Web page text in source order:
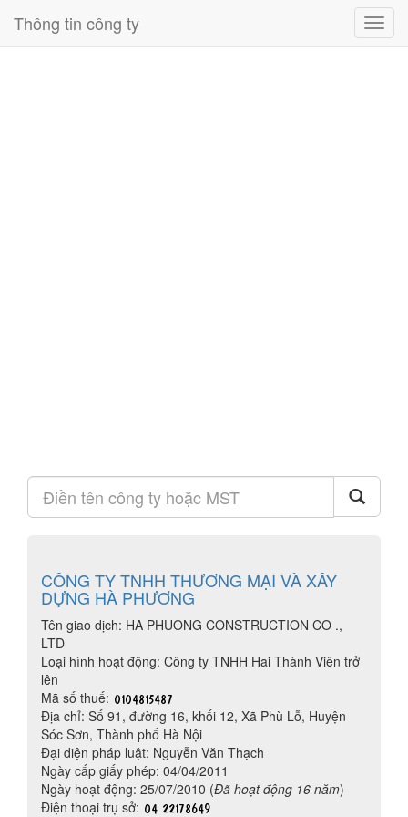
Thông tin công ty
CÔNG TY TNHH THƯƠNG MẠI VÀ XÂY
DỰNG HÀ PHƯƠNG
Tên giao dịch: HA PHUONG CONSTRUCTION CO .,
LTD
Loại hình hoạt động: Công ty TNHH Hai Thành Viên trở
lên
Mã số thuế:
Địa chỉ: Số 91, đường 16, khối 12, Xã Phù Lỗ, Huyện
Sóc Sơn, Thành phố Hà Nội
Đại diện pháp luật: Nguyễn Văn Thạch
Ngày cấp giấy phép: 04/04/2011
Ngày hoạt động: 25/07/2010 (Đã hoạt động 16 năm)
Điện thoại trụ sở: